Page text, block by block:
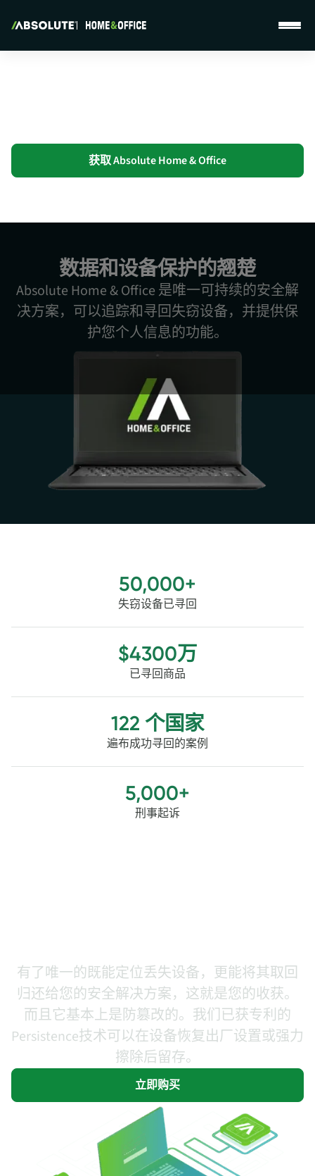
Absolute Home & Office - Homepage
获取 Absolute Home & Office
数据和设备保护的翘楚
Absolute Home & Office 是唯一可持续的安全解
决方案，可以追踪和寻回失窃设备，并提供保
护您个人信息的功能。
50,000+
失窃设备已寻回
$4300万
已寻回商品
122 个国家
遍布成功寻回的案例
5,000+
刑事起诉
有了唯一的既能定位丢失设备，更能将其取回
归还给您的安全解决方案，这就是您的收获。
而且它基本上是防篡改的。我们已获专利的
Persistence技术可以在设备恢复出厂设置或强力
擦除后留存。
立即购买